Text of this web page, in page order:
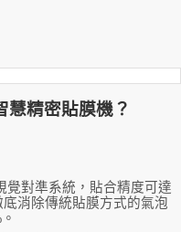
慧精密貼膜機？
覺對準系統，貼合精度可達
消除傳統貼膜方式的氣泡